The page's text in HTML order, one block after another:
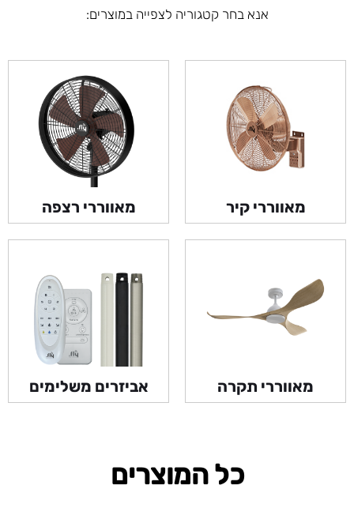
אנא בחר קטגוריה לצפייה במוצרים:
מאווררי קיר מאווררי רצפה
מאווררי תקרה אביזרים משלימים
כל המוצרים